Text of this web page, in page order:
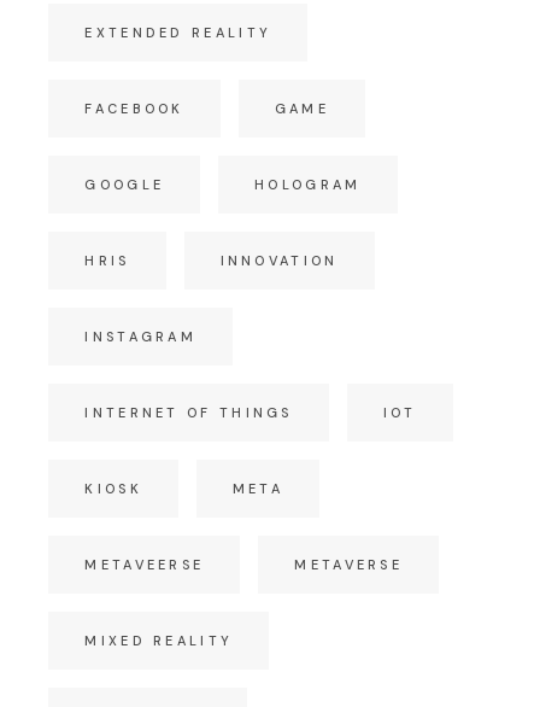
EXTENDED REALITY
FACEBOOK GAME
GOOGLE HOLOGRAM
HRIS INNOVATION
INSTAGRAM
INTERNET OF THINGS IOT
KIOSK META
METAVEERSE METAVERSE
MIXED REALITY